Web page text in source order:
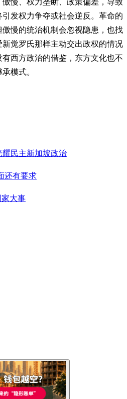
发权力争夺或社会逆反。革命的
慢的统治机制会忽视隐患，也找
觉罗氏那样主动交出政权的情况
西方政治的借鉴，东方文化也不
模式。
耀民主新加坡政治
还有要求
家大事